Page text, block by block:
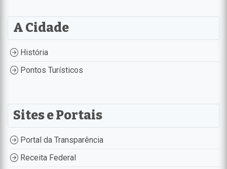
A Cidade
História
Pontos Turísticos
Sites e Portais
Portal da Transparência
Receita Federal